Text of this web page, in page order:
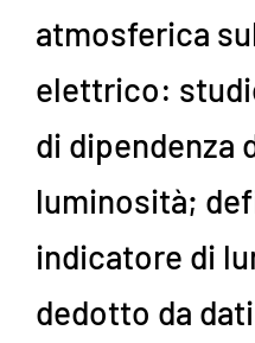
atmosferica
elettrico:
di dipendenza
luminosità;
indicatore di
dedotto da